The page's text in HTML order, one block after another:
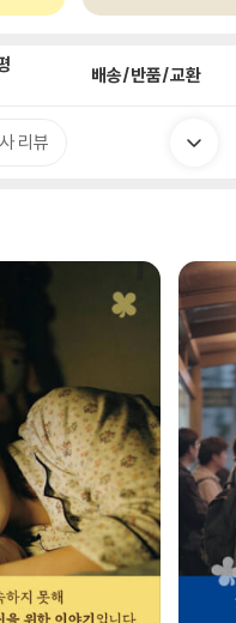
배송/반품/교환
리뷰